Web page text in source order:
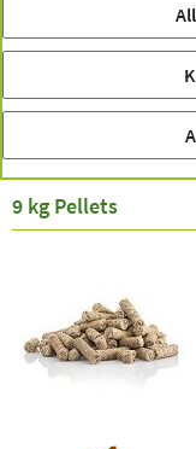
innerhalb
tierlieb Darm-
9 kg Pellets